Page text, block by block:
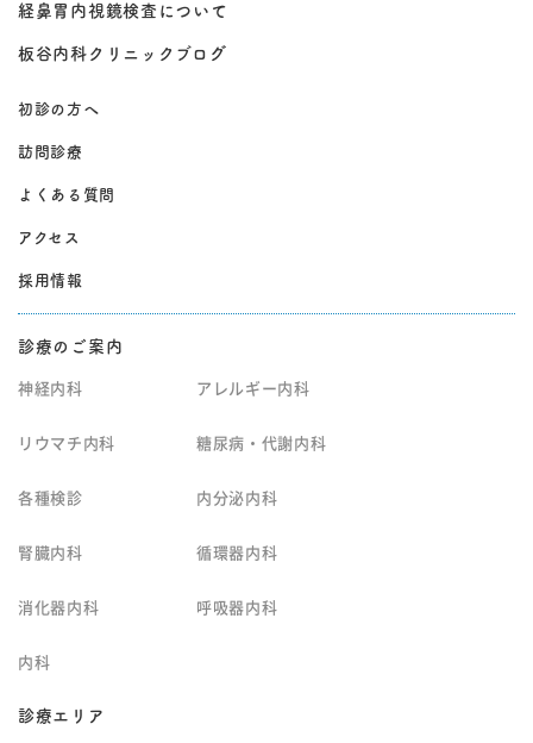
経鼻胃内視鏡検査について
板谷内科クリニックブログ
初診の方へ
訪問診療
よくある質問
アクセス
採用情報
診療のご案内
神経内科 アレルギー内科
リウマチ内科 糖尿病・代謝内科
各種検診 内分泌内科
腎臓内科 循環器内科
消化器内科 呼吸器内科
内科
診療エリア